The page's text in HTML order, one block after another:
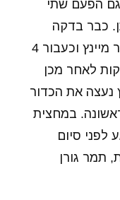
הפעם שתי
של קבוצתן. כבר בדקה
השישית נדין אנשטאדט כבשה עבור מיינץ וכעבור 4
אוזונגוניי הכפילה. 8 דקות לאחר מכן
3:0 כשויטל כץ נעצה את הכדור
במחצית
סיום
השלימה 65' דקות, תמר גורן